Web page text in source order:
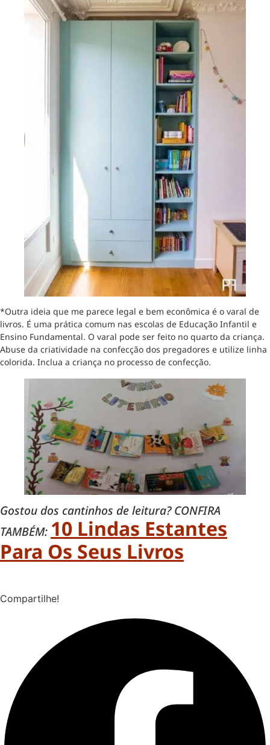
*Outra ideia que me parece legal e bem econômica é o varal de
livros. É uma prática comum nas escolas de Educação Infantil e
Ensino Fundamental. O varal pode ser feito no quarto da criança.
Abuse da criatividade na confecção dos pregadores e utilize linha
colorida. Inclua a criança no processo de confecção.
Gostou dos cantinhos de leitura? CONFIRA
TAMBÉM: 10 Lindas Estantes
Para Os Seus Livros
Compartilhe!